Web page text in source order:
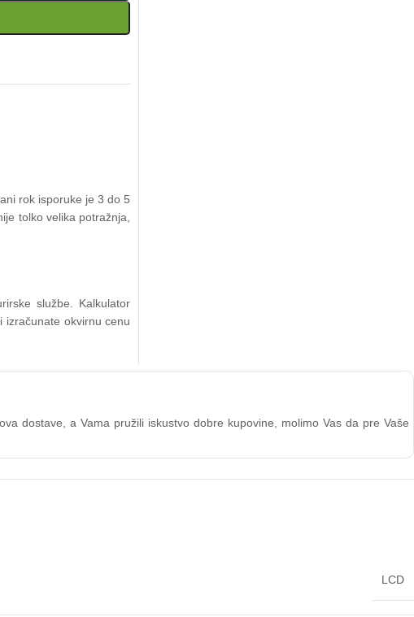
rok isporuke je 3 do 5
tolko velika potražnja,
službe. Kalkulator
i izračunate okvirnu cenu
dostave, a Vama pružili iskustvo dobre kupovine, molimo Vas da pre Vaše
LCD